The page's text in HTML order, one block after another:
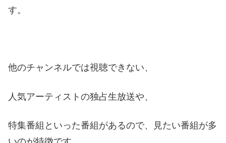
す。
他のチャンネルでは視聴できない、
人気アーティストの独占生放送や、
特集番組といった番組があるので、見たい番組が多